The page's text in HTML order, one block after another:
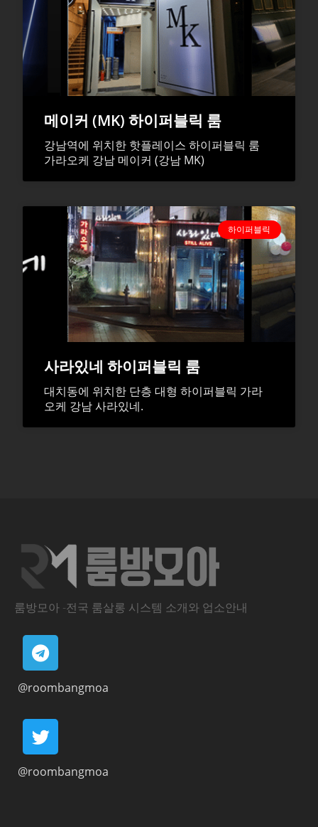
메이커 (MK) 하이퍼블릭 룸
강남역에 위치한 핫플레이스 하이퍼블릭 룸
가라오케 강남 메이커 (강남 MK)
하이퍼블릭
사라있네 하이퍼블릭 룸
대치동에 위치한 단층 대형 하이퍼블릭 가라
오케 강남 사라있네.
룸방모아 -전국 룸살롱 시스템 소개와 업소안내
@roombangmoa
@roombangmoa